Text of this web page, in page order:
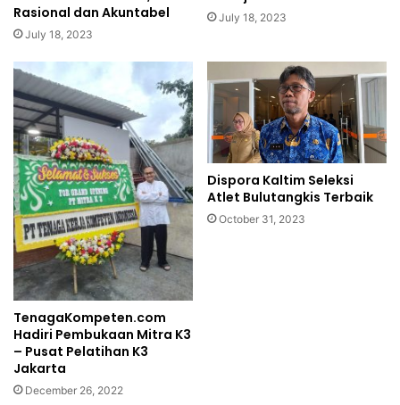
Rasional dan Akuntabel
July 18, 2023
July 18, 2023
TenagaKompeten.com
Hadiri Pembukaan Mitra K3
– Pusat Pelatihan K3
Jakarta
December 26, 2022
Dispora Kaltim Seleksi
Atlet Bulutangkis Terbaik
October 31, 2023